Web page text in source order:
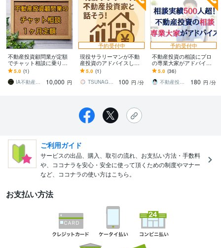
不動産投資顧問業が定額
でチャット相談に乗りま
す 国土交通大臣登録の不
動産投資顧問業です。不
動産投資判断・助言
5.0 (1)
IA不動産投資顧問
10,000 円
予約受付中
現役サラリーマンが不動
産投資のアドバイスしま
す 営業一切無し！同じサ
ラリーマン目線だからこ
そ話せるリアル！
5.0 (1)
TSUNAGUクリエイターベース
100 円 /分
予約受付中
不動産投資の相談にプロ
の専業大家がアドバイス
します アパート戸建マン
ション土地から新築など
何でもコンサルティング
5.0 (36)
不動産投資家MASA
180 円 /分
ご利用ガイド
サービスの出品、購入、取引の流れ、お支払い方法・手数料
や、ココナラを安心・安全に使って頂くための制度やマナー
など、ココナラの使い方はこちら。
お支払い方法